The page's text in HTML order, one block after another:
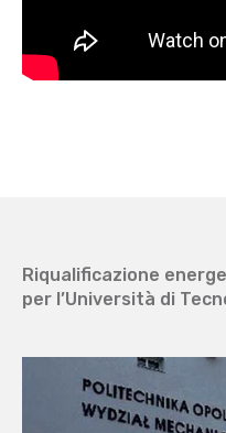
Riqualificazione
per l’Università di